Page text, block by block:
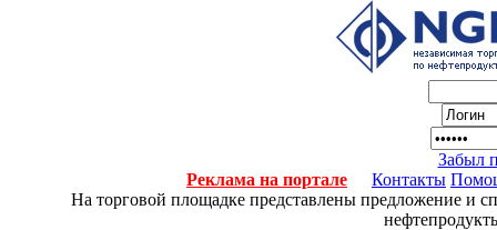
Забыл
Реклама на портале
Контакты
На торговой площадке представлены предложение и